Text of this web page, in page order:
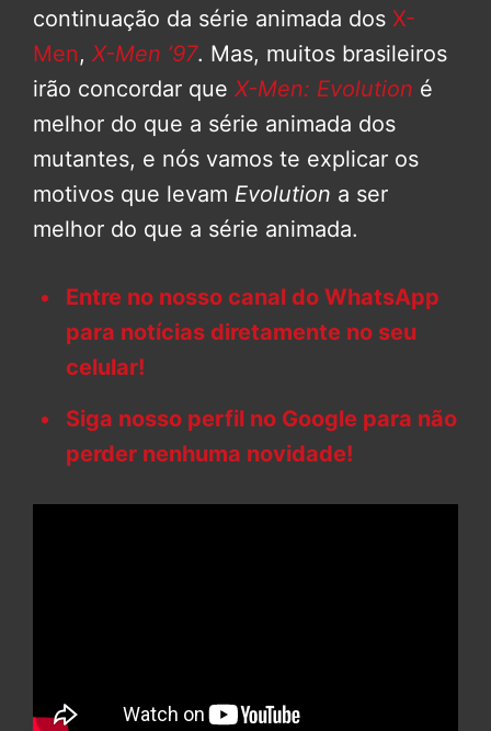
continuação da série animada dos X-
Men, X-Men ’97. Mas, muitos brasileiros
irão concordar que X-Men: Evolution é
melhor do que a série animada dos
mutantes, e nós vamos te explicar os
motivos que levam Evolution a ser
melhor do que a série animada.
Entre no nosso canal do WhatsApp
para notícias diretamente no seu
celular!
Siga nosso perfil no Google para não
perder nenhuma novidade!